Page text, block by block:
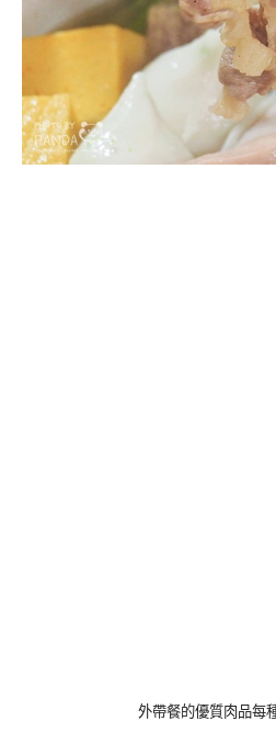
外帶餐的優質肉品每